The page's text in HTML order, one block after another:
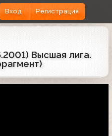
Вход Регистрация
Высшая лига.